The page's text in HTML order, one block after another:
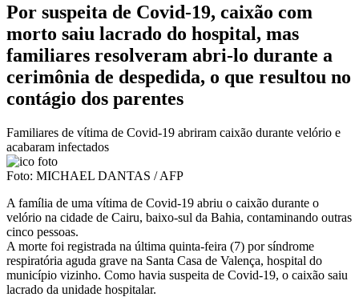
Por suspeita de Covid-19, caixão com
morto saiu lacrado do hospital, mas
familiares resolveram abri-lo durante a
cerimônia de despedida, o que resultou no
contágio dos parentes
Familiares de vítima de Covid-19 abriram caixão durante velório e
acabaram infectados
Foto: MICHAEL DANTAS / AFP
A família de uma vítima de Covid-19 abriu o caixão durante o
velório na cidade de Cairu, baixo-sul da Bahia, contaminando outras
cinco pessoas.
A morte foi registrada na última quinta-feira (7) por síndrome
respiratória aguda grave na Santa Casa de Valença, hospital do
município vizinho. Como havia suspeita de Covid-19, o caixão saiu
lacrado da unidade hospitalar.